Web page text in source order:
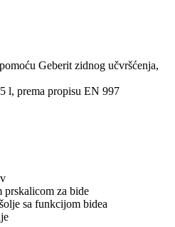
Geberit zidnog učvršćenja,
l, prema propisu EN 997
prskalicom za bide
sa funkcijom bidea